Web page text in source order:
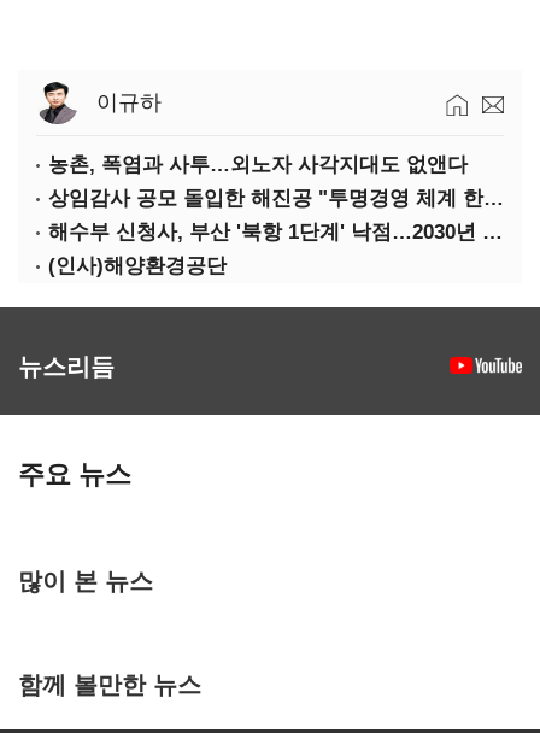
이규하
농촌, 폭염과 사투…외노자 사각지대도 없앤다
상임감사 공모 돌입한 해진공 "투명경영 체계 한층 강화"
해수부 신청사, 부산 '북항 1단계' 낙점…2030년 완공 목표
(인사)해양환경공단
뉴스리듬
주요 뉴스
많이 본 뉴스
함께 볼만한 뉴스